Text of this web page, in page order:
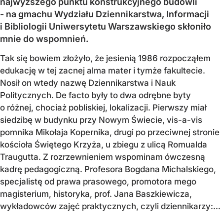
- na gmachu Wydziału Dziennikarstwa, Informacji
i Bibliologii Uniwersytetu Warszawskiego skłoniło
mnie do wspomnień.
Tak się bowiem złożyło, że jesienią 1986 rozpocząłem
edukację w tej zacnej alma mater i tymże fakultecie.
Nosił on wtedy nazwę Dziennikarstwa i Nauk
Politycznych. De facto były to dwa odrębne byty
o różnej, chociaż pobliskiej, lokalizacji. Pierwszy miał
siedzibę w budynku przy Nowym Świecie, vis-a-vis
pomnika Mikołaja Kopernika, drugi po przeciwnej stronie
kościoła Świętego Krzyża, u zbiegu z ulicą Romualda
Traugutta. Z rozrzewnieniem wspominam ówczesną
kadrę pedagogiczną. Profesora Bogdana Michalskiego,
specjalistę od prawa prasowego, promotora mego
magisterium, historyka, prof. Jana Baszkiewicza,
wykładowców zajęć praktycznych, czyli dziennikarzy:...